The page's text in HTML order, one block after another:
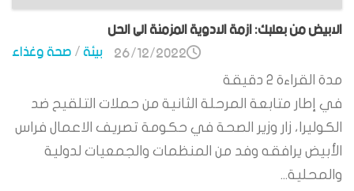
الابيض من بعلبك: ازمة الادوية المزمنة الى الحل
بيئة/صحة وغذاء 26/12/2022
مدة القراءة 2 دقيقة
في إطار متابعة المرحلة الثانية من حملات التلقيح ضد
الكوليرا، زار وزير الصحة في حكومة تصريف الاعمال فراس
الأبيض يرافقه وفد من المنظمات والجمعيات لدولية
والمحلية...